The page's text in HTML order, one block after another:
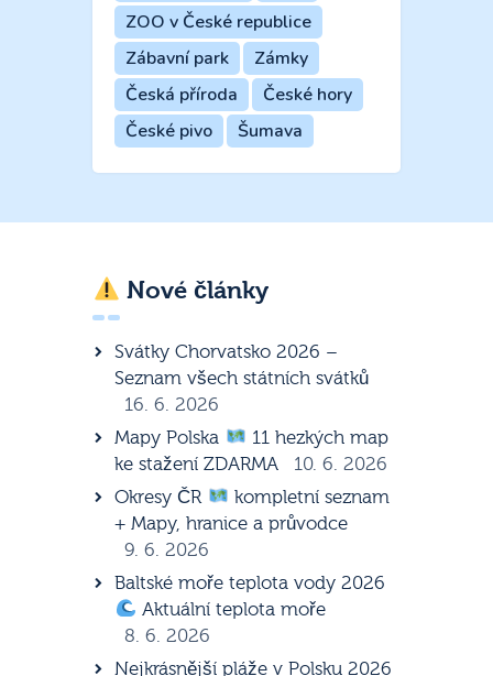
ZOO v České republice
Zábavní park
Zámky
Česká příroda
České hory
České pivo
Šumava
Nové články
Svátky Chorvatsko 2026 –
Seznam všech státních svátků
16. 6. 2026
Mapy Polska
11 hezkých map
ke stažení ZDARMA
10. 6. 2026
Okresy ČR
kompletní seznam
+ Mapy, hranice a průvodce
9. 6. 2026
Baltské moře teplota vody 2026
Aktuální teplota moře
8. 6. 2026
Nejkrásnější pláže v Polsku 2026